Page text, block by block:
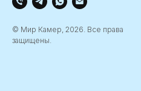
© Мир Камер, 2026. Все права
защищены.